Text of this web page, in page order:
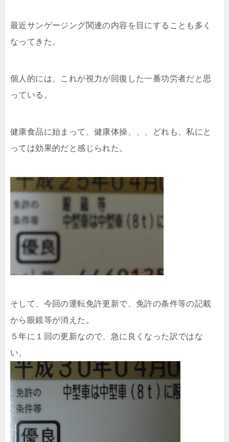
最近サンゲージング関連の内容を目にすることも多く
なってきた。
個人的には、これが視力が回復した一番功労者だと思
っている。
健康食品に始まって、健康体操、、、どれも、私にと
っては効果的だと感じられた。
そして、今回の運転免許更新で、免許の条件等の記載
から眼鏡等が消えた。
５年に１回の更新なので、急に良くなった訳ではな
い。